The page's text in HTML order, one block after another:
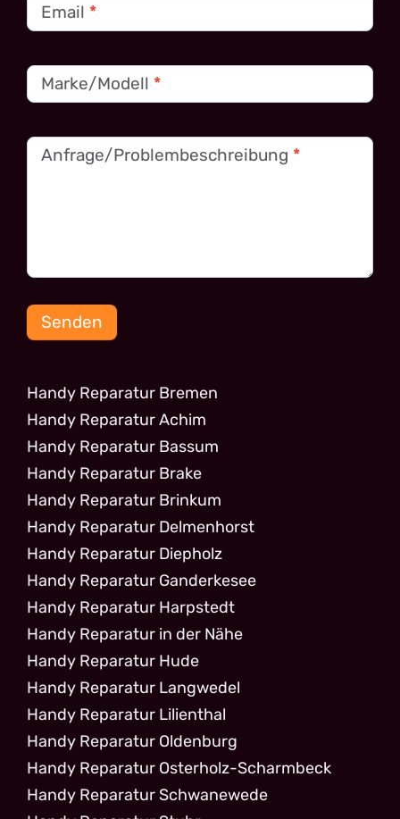
Email *
Marke/Modell *
Anfrage/Problembeschreibung *
Senden
Handy Reparatur Bremen
Handy Reparatur Achim
Handy Reparatur Bassum
Handy Reparatur Brake
Handy Reparatur Brinkum
Handy Reparatur Delmenhorst
Handy Reparatur Diepholz
Handy Reparatur Ganderkesee
Handy Reparatur Harpstedt
Handy Reparatur in der Nähe
Handy Reparatur Hude
Handy Reparatur Langwedel
Handy Reparatur Lilienthal
Handy Reparatur Oldenburg
Handy Reparatur Osterholz-Scharmbeck
Handy Reparatur Schwanewede